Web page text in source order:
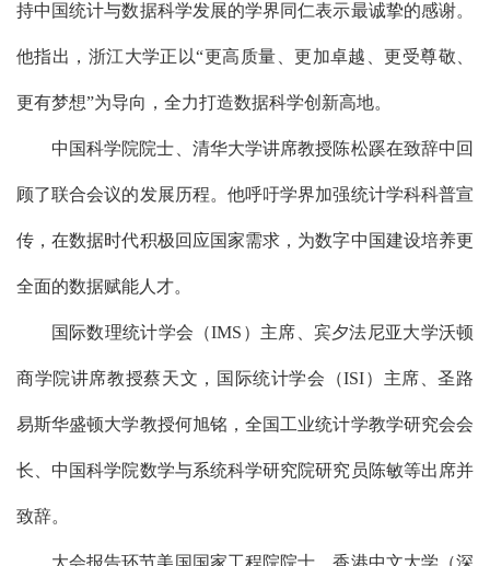
持中国统计与数据科学发展的学界同仁表示最诚挚的感谢。
他指出，浙江大学正 以“更高质量、更加卓越、更受尊敬、
更有梦想”为导向 ，全力打造数据科学创新高地。
中国科学院院士、清华大学讲席教授陈松蹊在致辞中 回
顾了联合会议的发展历程。他呼吁学界加强统计学科科普宣
传，在数据时代积极回应国家需求，为数字中国建设培养更
全面的数据赋能人才。
国际数理统计学会（IMS ）主席、宾夕法尼亚大学沃顿
商学院讲席教授蔡天文 ，国际统计学会（ISI）主席、圣路
易斯华盛顿大学教授何旭铭 ，全国工业统计学教学研究会会
长、中国科学院数学与系统科学研究院研究员陈敏等出席并
致辞。